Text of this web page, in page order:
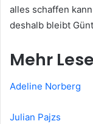
alles schaffen
deshalb bleibt
Mehr
Adeline Norberg
Julian Pajzs